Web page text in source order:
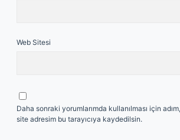
Web Sitesi
Daha sonraki yorumlarımda kullanılması için
site adresim bu tarayıcıya kaydedilsin.